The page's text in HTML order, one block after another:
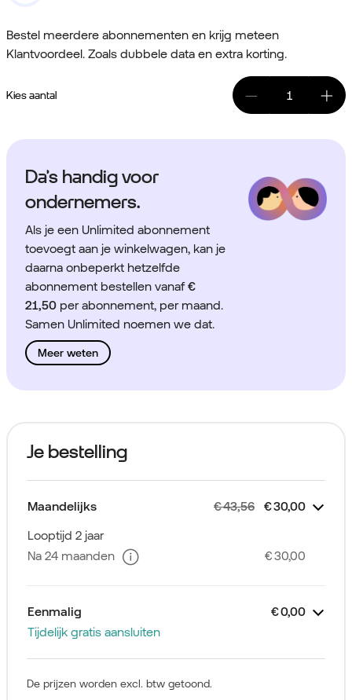
Bestel meerdere abonnementen en krijg meteen
Klantvoordeel. Zoals dubbele data en extra korting.
Kies aantal
Da’s handig voor
ondernemers.
Als je een Unlimited abonnement
toevoegt aan je winkelwagen, kan je
daarna onbeperkt hetzelfde
abonnement bestellen vanaf€
21,50 per abonnement, per maand.
Samen Unlimited noemen we dat.
Meer weten
Je bestelling
Maandelijks € 43,56
€ 30,00
Looptijd 2 jaar
Na 24 maanden
€ 30,00
Eenmalig
€ 0,00
Tijdelijk gratis aansluiten
De prijzen worden excl. btw getoond.